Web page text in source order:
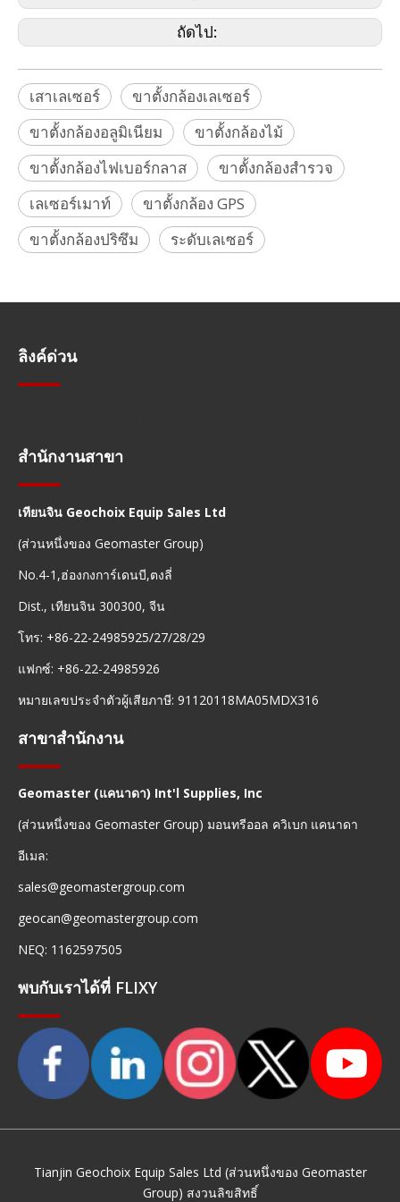
ถัดไป:
เสาเลเซอร์
ขาตั้งกล้องเลเซอร์
ขาตั้งกล้องอลูมิเนียม
ขาตั้งกล้องไม้
ขาตั้งกล้องไฟเบอร์กลาส
ขาตั้งกล้องสำรวจ
เลเซอร์เมาท์
ขาตั้งกล้อง GPS
ขาตั้งกล้องปริซึม
ระดับเลเซอร์
ลิงค์ด่วน
สำนักงานสาขา
เทียนจิน Geochoix Equip Sales Ltd
(ส่วนหนึ่งของ Geomaster Group)
No.4-1,ฮ่องกงการ์เดนบี,ตงลี่
Dist., เทียนจิน 300300, จีน
โทร: +86-22-24985925/27/28/29
แฟกซ์: +86-22-24985926
หมายเลขประจำตัวผู้เสียภาษี: 91120118MA05MDX316
สาขาสำนักงาน
Geomaster (แคนาดา) Int'l Supplies, Inc
(ส่วนหนึ่งของ Geomaster Group) มอนทรีออล ควิเบก แคนาดา
อีเมล:
sales@geomastergroup.com
geocan@geomastergroup.com
NEQ: 1162597505
พบกับเราได้ที่ FLIXY
Tianjin Geochoix Equip Sales Ltd (ส่วนหนึ่งของ Geomaster
Group) สงวนลิขสิทธิ์